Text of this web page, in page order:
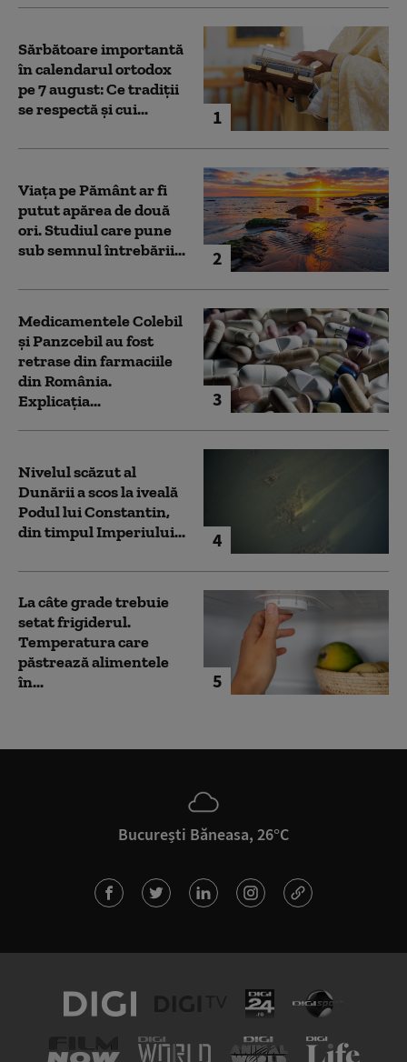
1
Sărbătoare importantă
în calendarul ortodox
pe 7 august: Ce tradiții
se respectă și cui...
2
Viața pe Pământ ar fi
putut apărea de două
ori. Studiul care pune
sub semnul întrebării...
3
Medicamentele Colebil
și Panzcebil au fost
retrase din farmaciile
din România.
Explicația...
4
Nivelul scăzut al
Dunării a scos la iveală
Podul lui Constantin,
din timpul Imperiului...
5
La câte grade trebuie
setat frigiderul.
Temperatura care
păstrează alimentele
în...
București Băneasa, 26°C